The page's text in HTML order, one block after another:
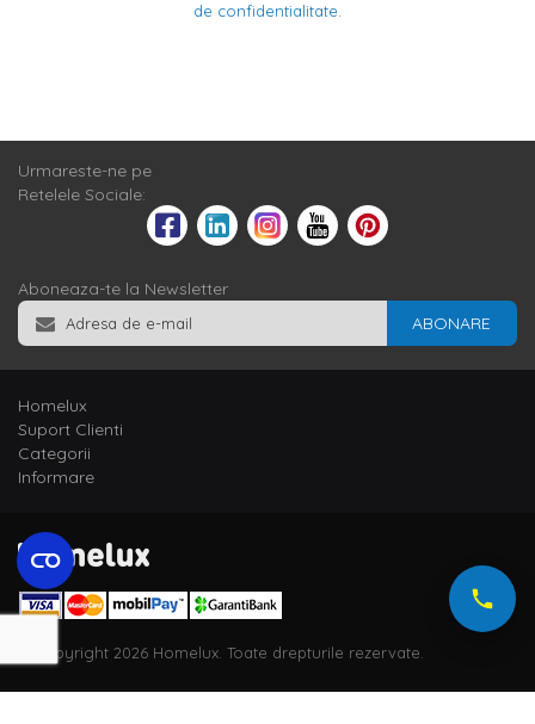
de confidentialitate
Urmareste-ne pe
Retelele Sociale:
Aboneaza-te la Newsletter
ABONARE
Homelux
Suport Clienti
Categorii
Informare
© Copyright 2026 Homelux. Toate drepturile rezervate.